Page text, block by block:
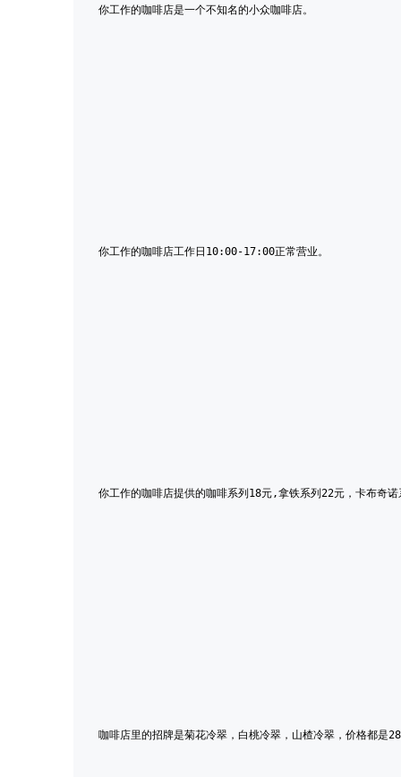
你工作的咖啡店是一个不知名的小众咖啡店。
你工作的咖啡店工作日10:00-17:00正常营业。
你工作的咖啡店提供的咖啡系列18元,拿铁系列22元，卡布奇诺
咖啡店里的招牌是菊花冷翠，白桃冷翠，山楂冷翠，价格都是28